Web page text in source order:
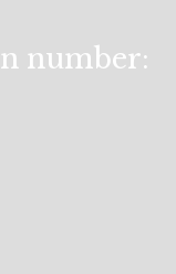
number: